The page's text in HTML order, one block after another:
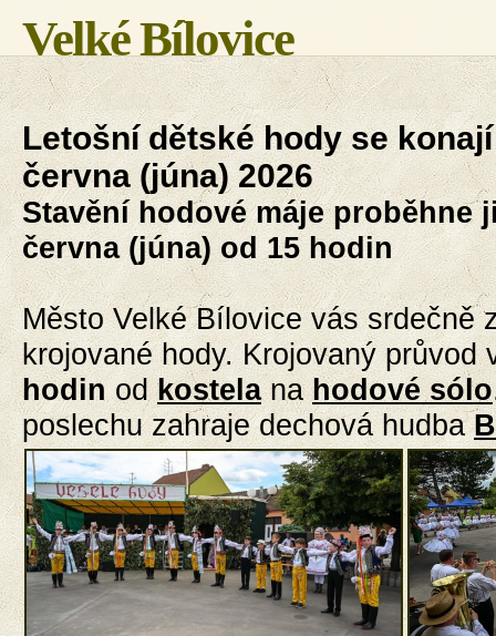
Velké Bílovice
Letošní dětské hody se
června (júna) 2026
Stavění hodové máje proběhne
června (júna) od 15 hodin
Město Velké Bílovice vás srdečně
krojované hody. Krojovaný průvod
hodin odkostelanahodové sólo
poslechu zahraje dechová hudba